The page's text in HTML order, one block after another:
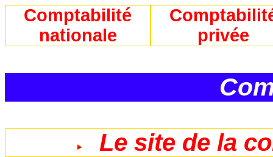
Comptabilité
nationale
privée
Le site de la